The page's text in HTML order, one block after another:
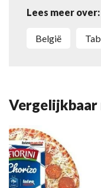
Lees meer over:
België
Vergelijkbaar